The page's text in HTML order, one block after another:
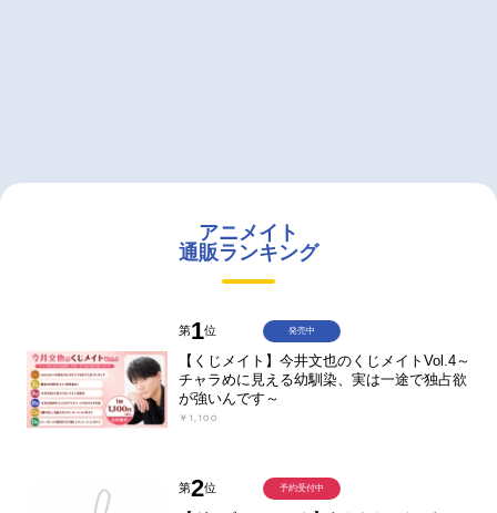
アニメイト
通販ランキング
第1位
【くじメイト】今井文也のくじメイトVol.4～
チャラめに見える幼馴染、実は一途で独占欲
が強いんです～
￥1,100
発売中
第2位 予約受付中